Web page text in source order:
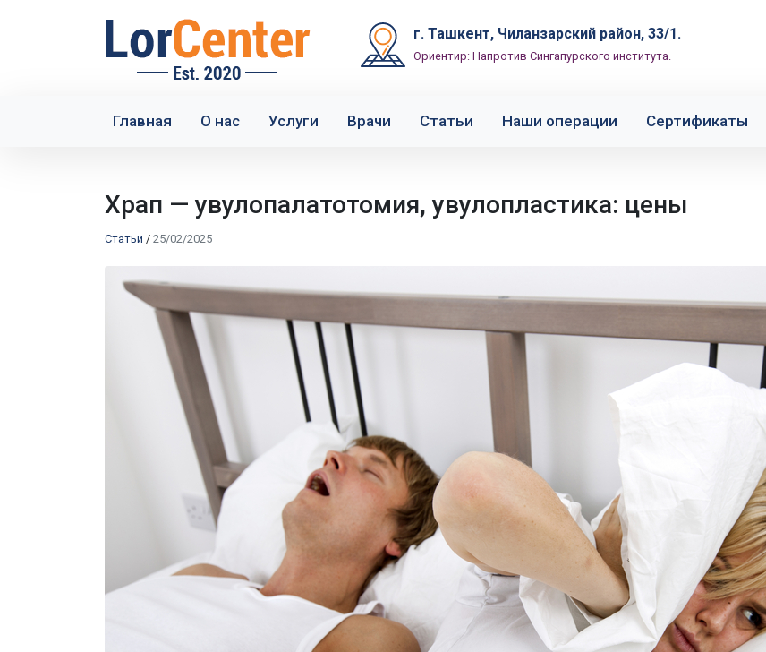
г. Ташкент, Чиланзарский район, 33/1.
Ориентир: Напротив Сингапурского института.
Главная О нас Услуги Врачи Статьи Наши операции Сертификаты
Храп — увулопалатотомия, увулопластика: цены
Статьи / 25/02/2025